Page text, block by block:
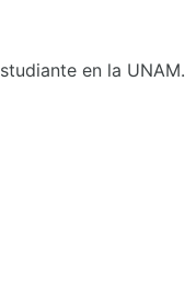
en la UNAM.